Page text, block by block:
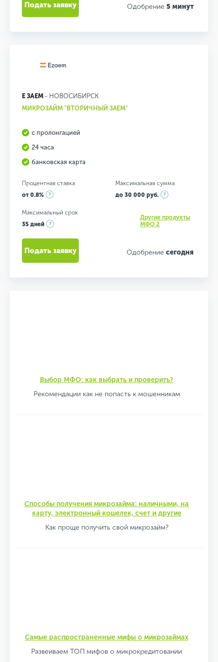
Одобрение 5 минут
Подать заявку
Е ЗАЕМ - НОВОСИБИРСК
МИКРОЗАЙМ "ВТОРИЧНЫЙ ЗАЕМ"
с пролонгацией
24 часа
банковская карта
Процентная ставка
от 0.8%
Максимальная сумма
до 30 000 руб.
Максимальный срок
35 дней
Другие продукты
МФО 2
Одобрение сегодня
Подать заявку
Выбор МФО: как выбрать и проверить?
Рекомендации как не попасть к мошенникам
Способы получения микрозайма: наличными, на
карту, электронный кошелек, счет и другие
Как проще получить свой микрозайм?
Самые распространенные мифы о микрозаймах
Развеиваем ТОП мифов о микрокредитовании